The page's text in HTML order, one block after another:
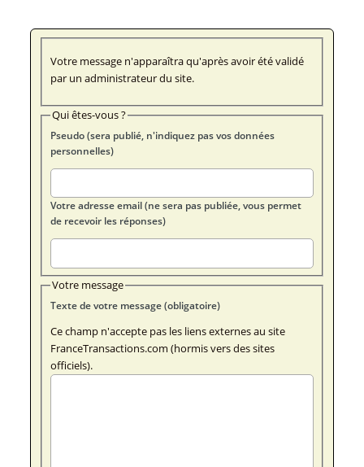
Votre message n'apparaîtra qu'après avoir été validé
par un administrateur du site.
Qui êtes-vous ?
Pseudo (sera publié, n'indiquez pas vos données
personnelles)
Votre adresse email (ne sera pas publiée, vous permet
de recevoir les réponses)
Votre message
Texte de votre message (obligatoire)
Ce champ n'accepte pas les liens externes au site
FranceTransactions.com (hormis vers des sites
officiels).